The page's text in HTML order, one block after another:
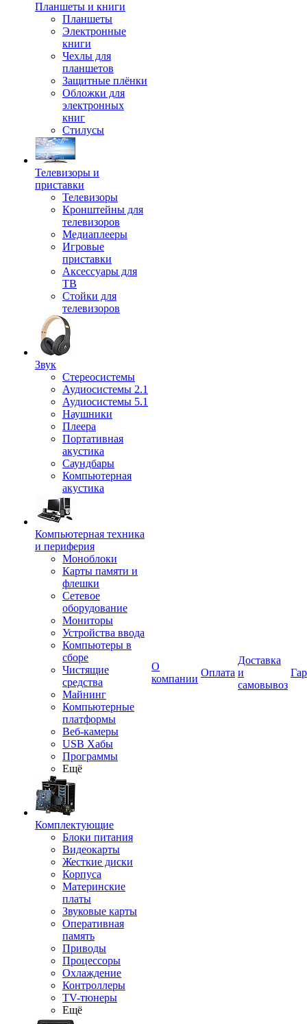
Планшеты и книги
Планшеты
Электронные
книги
Чехлы для
планшетов
Защитные плёнки
Обложки для
электронных
книг
Стилусы
Телевизоры и
приставки
Телевизоры
Кронштейны для
телевизоров
Медиаплееры
Игровые
приставки
Аксессуары для
ТВ
Стойки для
телевизоров
Звук
Стереосистемы
Аудиосистемы 2.1
Аудиосистемы 5.1
Наушники
Плеера
Портативная
акустика
Саундбары
Компьютерная
акустика
Компьютерная техника
и периферия
Моноблоки
Карты памяти и
флешки
Сетевое
оборудование
Мониторы
Устройства ввода
Компьютеры в
сборе
Чистящие
средства
Майнинг
Компьютерные
платформы
Веб-камеры
USB Хабы
Программы
Ещё
Комплектующие
Блоки питания
Видеокарты
Жесткие диски
Корпуса
Материнские
платы
Звуковые карты
Оперативная
память
Приводы
Процессоры
Охлаждение
Контроллеры
TV-тюнеры
Ещё
О
компании
Оплата
Доставка
и
самовывоз